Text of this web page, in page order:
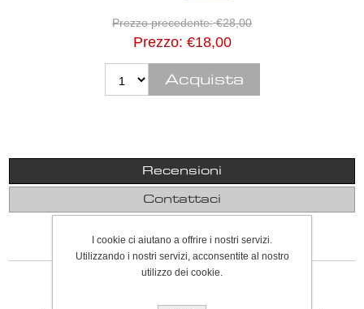
Prezzo precedente: €28,00
Prezzo: €18,00
Recensioni
Contattaci
SCRIVI UNA RECENSIONE
Solo gli utenti registrati possono scrivere recensioni
I cookie ci aiutano a offrire i nostri servizi.
Utilizzando i nostri servizi, acconsentite al nostro
utilizzo dei cookie.